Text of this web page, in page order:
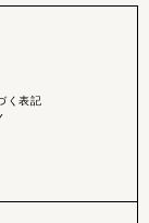
く表記